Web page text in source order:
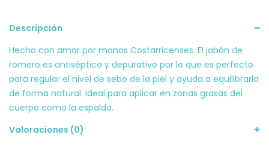
Descripción
Hecho con amor por manos Costarricenses. El jabón de
romero es antiséptico y depurativo por lo que es perfecto
para regular el nivel de sebo de la piel y ayuda a equilibrarla
de forma natural. Ideal para aplicar en zonas grasas del
cuerpo como la espalda.
Valoraciones (0)